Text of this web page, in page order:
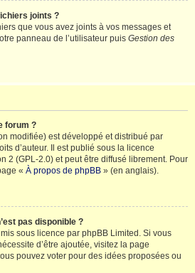
joints ?
que vous avez joints à vos messages et
panneau de l’utilisateur puis Gestion des
forum ?
modifiée) est développé et distribué par
d’auteur. Il est publié sous la licence
2 (GPL-2.0) et peut être diffusé librement. Pour
« À propos de phpBB » (en anglais).
pas disponible ?
sous licence par phpBB Limited. Si vous
d’être ajoutée, visitez la page
pouvez voter pour des idées proposées ou